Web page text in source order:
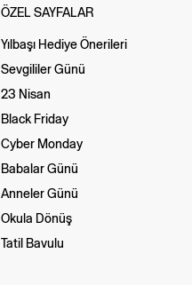
ÖZEL SAYFALAR
Yılbaşı Hediye Önerileri
Sevgililer Günü
23 Nisan
Black Friday
Cyber Monday
Babalar Günü
Anneler Günü
Okula Dönüş
Tatil Bavulu